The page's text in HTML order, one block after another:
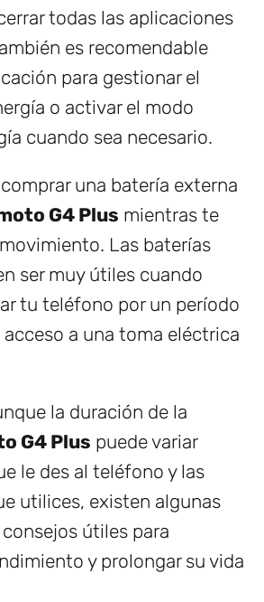
todas las aplicaciones
es recomendable
para gestionar el
o activar el modo
cuando sea necesario.
una batería externa
G4 Plus mientras te
Las baterías
ser muy útiles cuando
tu teléfono por un período
a una toma eléctrica
la duración de la
G4 Plus puede variar
le des al teléfono y las
utilices, existen algunas
útiles para
y prolongar su vida